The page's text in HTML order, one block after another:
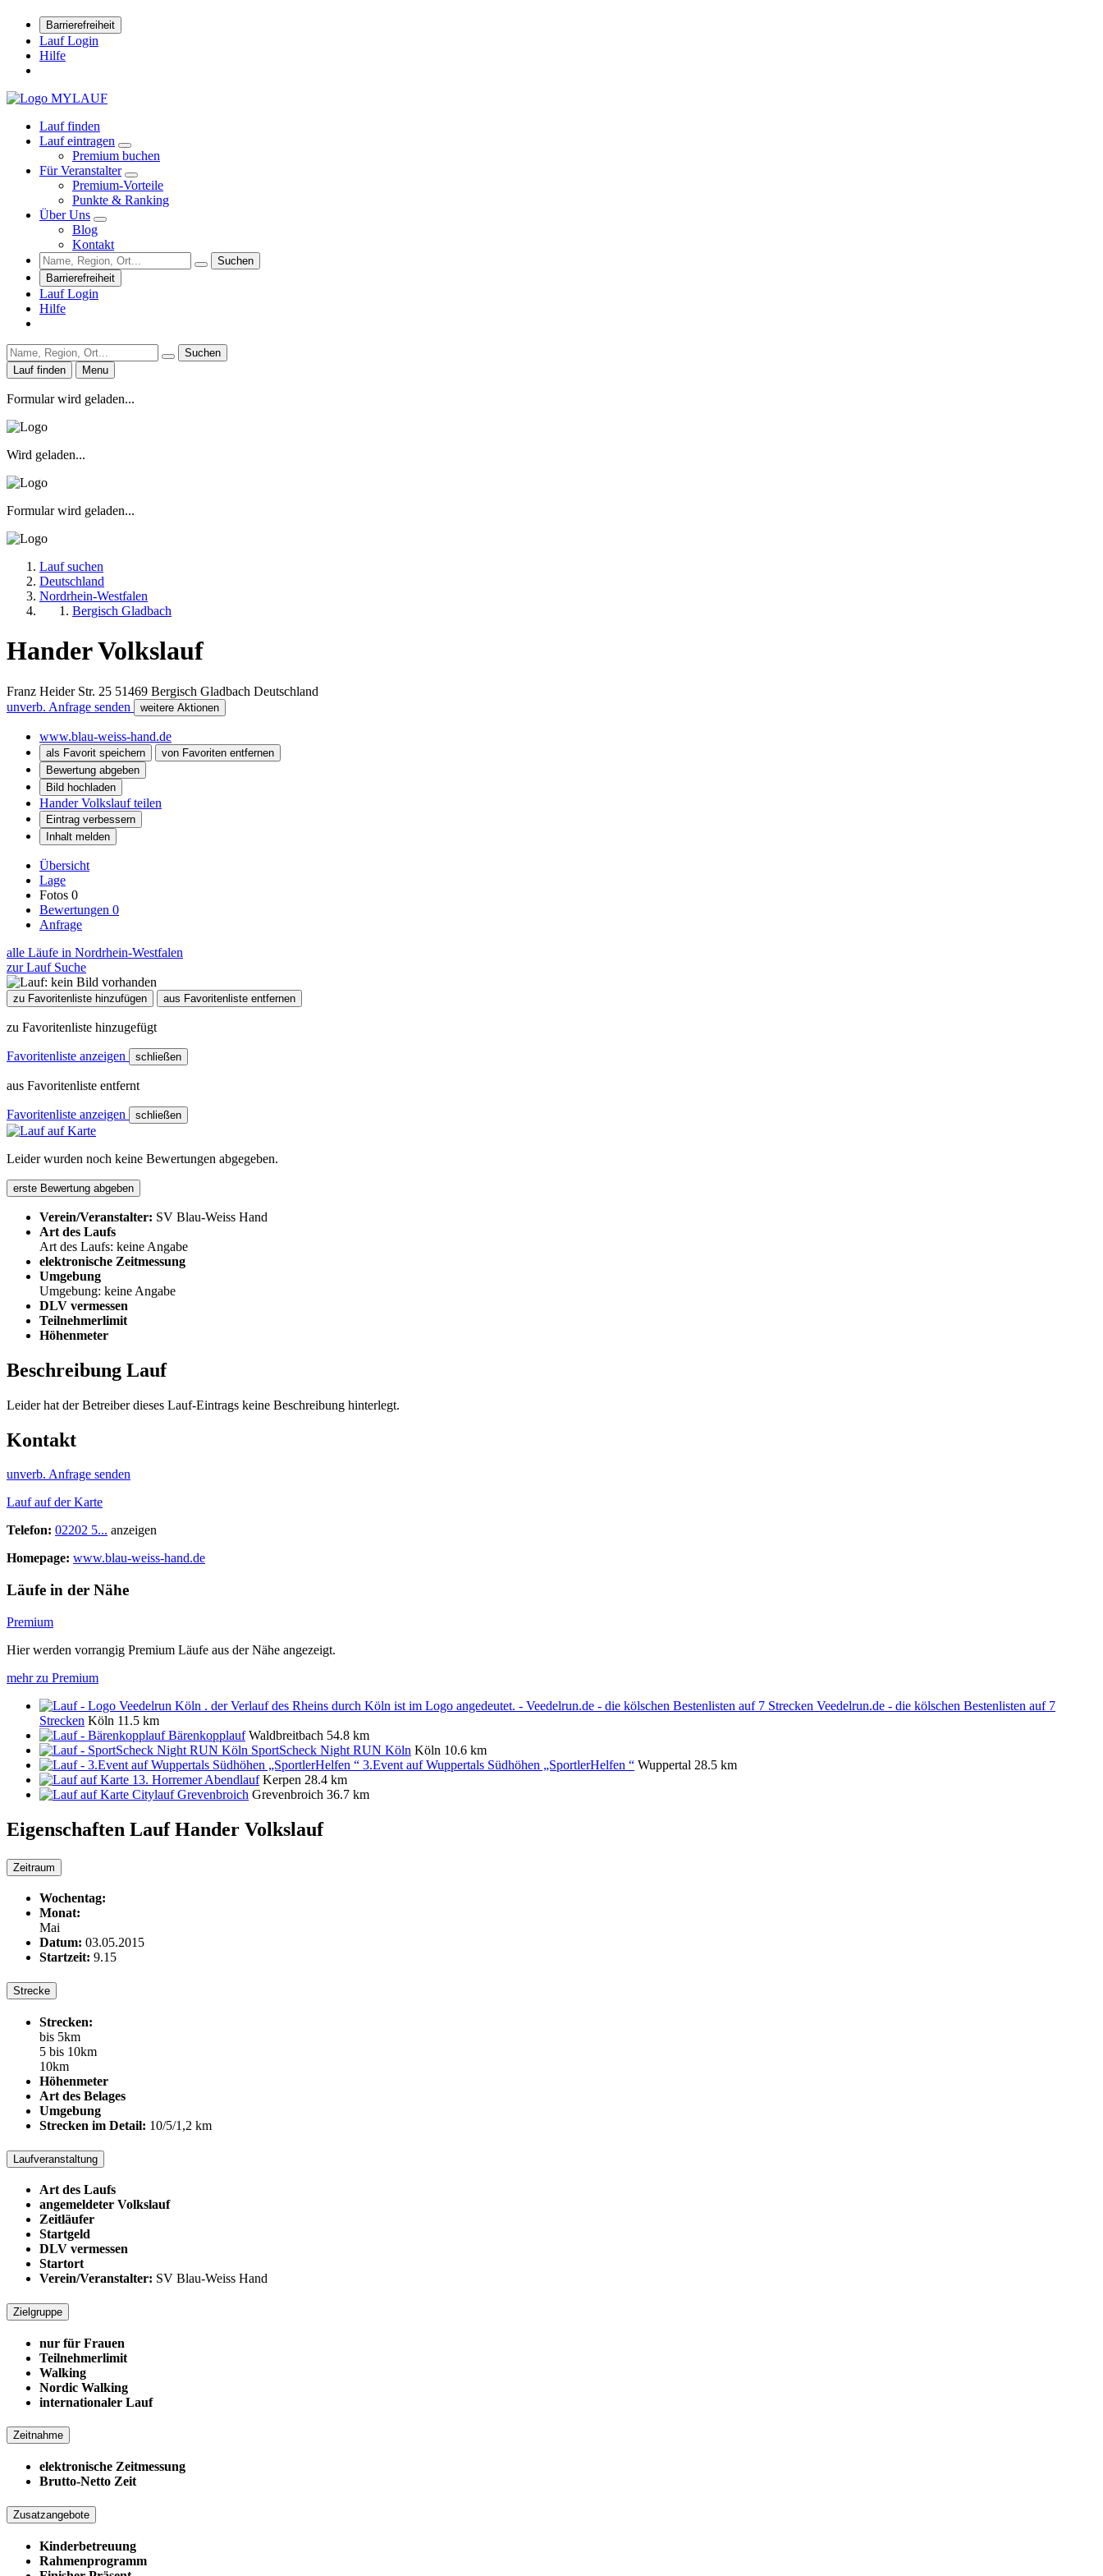
Barrierefreiheit
Lauf Login
Hilfe
Lauf finden
Lauf eintragen
Premium buchen
Für Veranstalter
Premium-Vorteile
Punkte & Ranking
Über Uns
Blog
Kontakt
Suchen
Barrierefreiheit
Lauf Login
Hilfe
Suchen
Lauf finden
Menu
Formular wird geladen...
Wird geladen...
Formular wird geladen...
Lauf suchen
Deutschland
Nordrhein-Westfalen
Bergisch Gladbach
Hander Volkslauf
Franz Heider Str. 25 51469 Bergisch Gladbach Deutschland
unverb. Anfrage senden
weitere Aktionen
www.blau-weiss-hand.de
als Favorit speichern
von Favoriten entfernen
Bewertung abgeben
Bild hochladen
Hander Volkslauf teilen
Eintrag verbessern
Inhalt melden
Übersicht
Lage
Fotos 0
Bewertungen 0
Anfrage
alle Läufe in Nordrhein-Westfalen
zur Lauf Suche
zu Favoritenliste hinzufügen aus Favoritenliste entfernen
zu Favoritenliste hinzugefügt
Favoritenliste anzeigen schließen
aus Favoritenliste entfernt
Favoritenliste anzeigen schließen
Leider wurden noch keine Bewertungen abgegeben.
erste Bewertung abgeben
Verein/Veranstalter: SV Blau-Weiss Hand
Art des Laufs
Art des Laufs: keine Angabe
elektronische Zeitmessung
Umgebung
Umgebung: keine Angabe
DLV vermessen
Teilnehmerlimit
Höhenmeter
Beschreibung Lauf
Leider hat der Betreiber dieses Lauf-Eintrags keine Beschreibung hinterlegt.
Kontakt
unverb. Anfrage senden
Lauf auf der Karte
Telefon: 02202 5... anzeigen
Homepage: www.blau-weiss-hand.de
Läufe in der Nähe
Premium
Hier werden vorrangig Premium Läufe aus der Nähe angezeigt.
mehr zu Premium
Veedelrun.de - die kölschen Bestenlisten auf 7
Strecken Köln 11.5 km
Bärenkopplauf Waldbreitbach 54.8 km
SportScheck Night RUN Köln Köln 10.6 km
3.Event auf Wuppertals Südhöhen „SportlerHelfen “ Wuppertal 28.5 km
13. Horremer Abendlauf Kerpen 28.4 km
Citylauf Grevenbroich Grevenbroich 36.7 km
Eigenschaften LaufHander Volkslauf
Zeitraum
Wochentag:
Monat:
Mai
Datum: 03.05.2015
Startzeit: 9.15
Strecke
Strecken:
bis 5km
5 bis 10km
10km
Höhenmeter
Art des Belages
Umgebung
Strecken im Detail: 10/5/1,2 km
Laufveranstaltung
Art des Laufs
angemeldeter Volkslauf
Zeitläufer
Startgeld
DLV vermessen
Startort
Verein/Veranstalter: SV Blau-Weiss Hand
Zielgruppe
nur für Frauen
Teilnehmerlimit
Walking
Nordic Walking
internationaler Lauf
Zeitnahme
elektronische Zeitmessung
Brutto-Netto Zeit
Zusatzangebote
Kinderbetreuung
Rahmenprogramm